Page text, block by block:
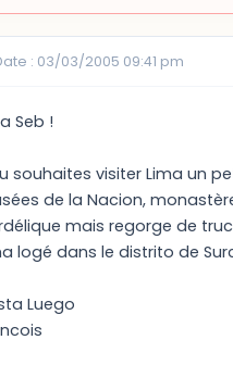
: 03/03/2005 09:41 pm
Seb !
souhaites visiter Lima un
de la Nacion,
mais regorge de
logé dans le distrito de
Luego